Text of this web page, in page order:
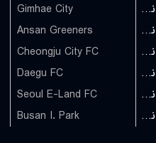
Gimhae City بازی شروع نشده است
Ansan Greeners بازی شروع نشده است
Cheongju City FC بازی شروع نشده است
Daegu FC بازی شروع نشده است
Seoul E-Land FC بازی شروع نشده است
Busan I. Park بازی شروع نشده است